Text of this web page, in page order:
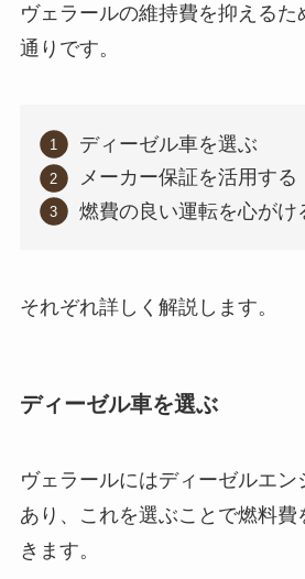
ヴェラールの維持費を抑える
通りです。
ディーゼル車を選ぶ
メーカー保証を活用する
燃費の良い運転を心がけ
それぞれ詳しく解説します。
ディーゼル車を選ぶ
ヴェラールにはディーゼルエ
あり、これを選ぶことで燃料費
きます。